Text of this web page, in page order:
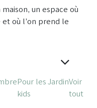
un espace où
et où l’on prend le
Pour les
kids
JardinVoir
tout